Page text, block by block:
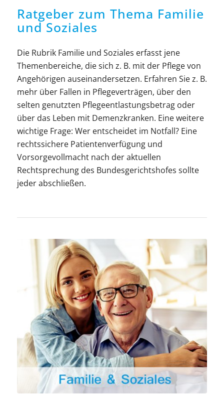
Ratgeber zum Thema Familie
und Soziales
Die Rubrik Familie und Soziales erfasst jene
Themenbereiche, die sich z. B. mit der Pflege von
Angehörigen auseinandersetzen. Erfahren Sie z. B.
mehr über Fallen in Pflegeverträgen, über den
selten genutzten Pflegeentlastungsbetrag oder
über das Leben mit Demenzkranken. Eine weitere
wichtige Frage: Wer entscheidet im Notfall? Eine
rechtssichere Patientenverfügung und
Vorsorgevollmacht nach der aktuellen
Rechtsprechung des Bundesgerichtshofes sollte
jeder abschließen.